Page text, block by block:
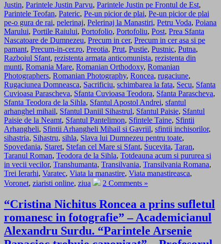
Justin, Parintele Justin Parvu, Parintele Justin pe Frontul de Est,
Parintele Teofan, Pateric, Pe-un picior de plai, Pe-un picior de plai
pe-o gura de rai, pelerinaj, Pelerinaj la Manastiri, Petru Voda, Poiana
Marului, Portile Raiului, Portofolio, Portofoliu, Post, Prea Sfanta
Nascatoare de Dumnezeu, Precum in cer, Precum in cer asa si pe
pamant, Precum-in-cer.ro, Preotia, Prut, Pustie, Pustnic, Putna,
Razboiul Sfant, rezistenta armata anticomunista, rezistenta din
munti, Romania Mare, Romanian Orthodoxy, Romanian
Photographers, Romanian Photography, Roncea, rugaciune,
Rugaciunea Domneasca, Sacrificiu, schimbarea la fata, Secu, Sfanta
Cuvioasa Parascheva, Sfanta Cuvioasa Teodora, Sfanta Parascheva,
Sfanta Teodora de la Sihla, Sfantul Apostol Andrei, sfantul
arhanghel mihail, Sfantul Daniil Sihastrul, Sfantul Paisie, Sfantul
Paisie de la Neamt, Sfantul Pantelimon, Sfintele Taine, Sfintii
Arhangheli, Sfintii Arhangheli Mihail si Gavriil, sfintii inchisorilor,
sihastria, Sihastru, sihla, Slava lui Dumnezeu pentru toate,
Spovedania, Staret, Stefan cel Mare si Sfant, Sucevita, Taran,
Taranul Roman, Teodora de la Sihla, Totdeauna acum si pururea si
in vecii vecilor, Transhumanta, Transilvania, Transilvania Romana,
Trei Ierarhi, Varatec, Viata la manastire, Viata manastireasca,
Voronet, ziaristi online, ziua 2 Comments »
“Cristina Nichitus Roncea a prins sufletul
romanesc in fotografie” – Academicianul
Alexandru Surdu. “Parintele Arsenie